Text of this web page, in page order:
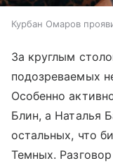
Курбан Омаров
За круглым
подозреваемых
Особенно
Блин, а Наталья
остальных, что
Темных.